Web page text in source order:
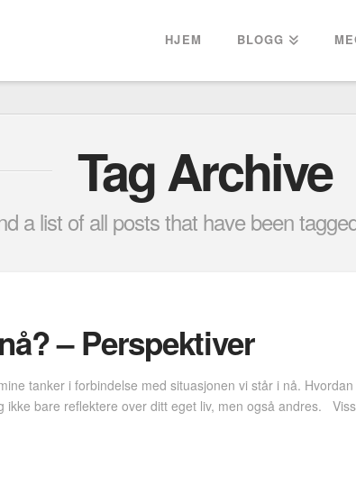
HJEM BLOGG
Tag Archive
a list of all posts that have been
– Perspektiver
tanker i forbindelse med situasjonen vi står i nå.
ikke bare reflektere over ditt eget liv, men også andres.